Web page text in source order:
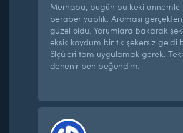
Merhaba, bugün bu keki annemle
beraber yaptık. Aroması
güzel oldu. Yorumlara bakarak
eksik koydum bir tık şekersiz geldi
ölçüleri tam uygulamak gerek.
denenir ben beğendim.